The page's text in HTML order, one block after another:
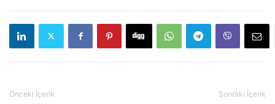
Önceki İçerik Sonraki İçerik